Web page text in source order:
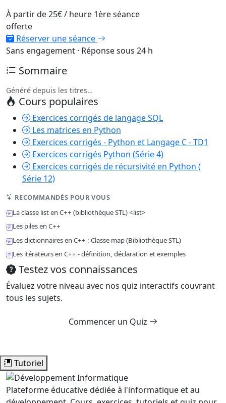
À partir de25€/ heure 1ère séance
offerte
Réserver une séance
Sans engagement · Réponse sous 24 h
Sommaire
Généré depuis les titres…
Cours populaires
Exercices corrigés de langage SQL
Les matrices en Python
Exercices corrigés - Python et Langage C - TD1
Exercices corrigés Python (Série 4)
Exercices corrigés de récursivité en Python (
Série 12)
RECOMMANDÉS POUR VOUS
La classe list en C++ (bibliothèque STL) <list>
Les piles en C++
Les dictionnaires en C++ : Classe map (Bibliothèque STL)
Les itérateurs en C++ - définition, déclaration et exemples
Testez vos connaissances
Évaluez votre niveau avec nos quiz interactifs couvrant
tous les sujets.
Commencer un Quiz
Tutoriel
Plateforme éducative dédiée à l'informatique et au